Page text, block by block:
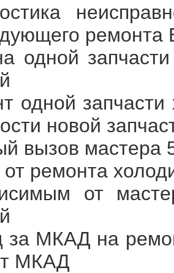
одной
одной запчасти
новой
вызов мастера
от ремонта
от
за МКАД на
МКАД